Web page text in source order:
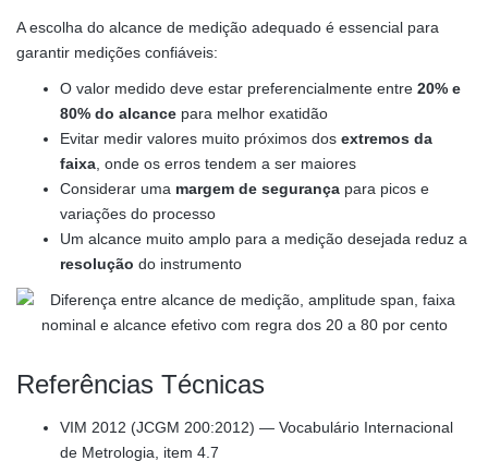
A escolha do alcance de medição adequado é essencial para
garantir medições confiáveis:
O valor medido deve estar preferencialmente entre 20% e
80% do alcance para melhor exatidão
Evitar medir valores muito próximos dos extremos da
faixa , onde os erros tendem a ser maiores
Considerar uma margem de segurança para picos e
variações do processo
Um alcance muito amplo para a medição desejada reduz a
resolução do instrumento
Referências Técnicas
VIM 2012 (JCGM 200:2012) — Vocabulário Internacional
de Metrologia, item 4.7